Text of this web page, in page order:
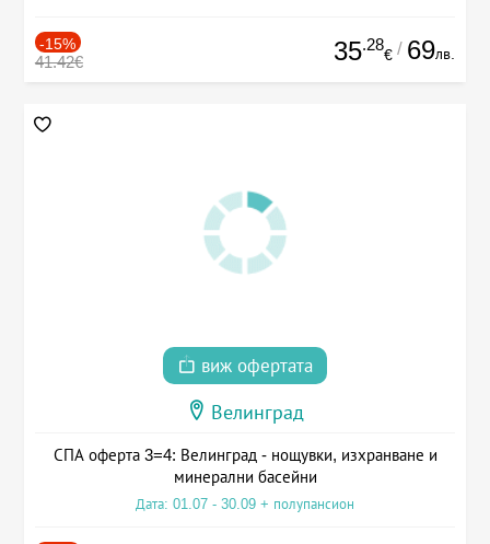
-15%
41.42€ 35.28
€ / 69лв.
виж офертата
Велинград
СПА оферта 3=4: Велинград - нощувки, изхранване и
минерални басейни
Дата: 01.07 - 30.09 + полупансион